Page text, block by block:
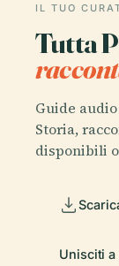
IL TUO
Tutta
Guide
Storia,
disponibili
Unisciti